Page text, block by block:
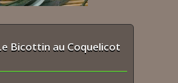
Bicottin au Coquelicot